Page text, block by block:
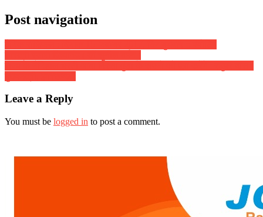
Post navigation
Leave a Reply
You must be logged in to post a comment.